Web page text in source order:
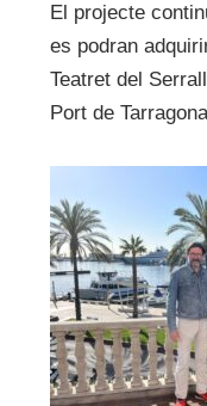
El projecte
es podran
Teatret del
Port de